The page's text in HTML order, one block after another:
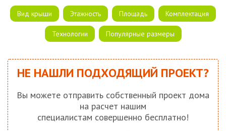
Вид крыши Этажность Площадь Комплектация
Технологии Популярные размеры
НЕ НАШЛИ ПОДХОДЯЩИЙ ПРОЕКТ?
Вы можете отправить собственный проект дома
на расчет нашим
специалистам совершенно бесплатно!